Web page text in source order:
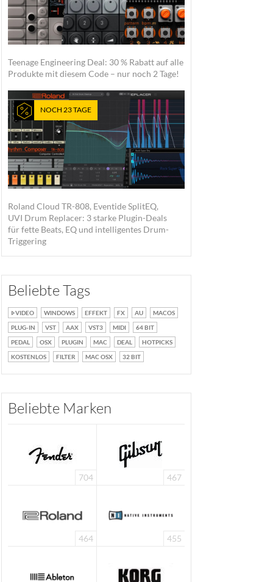
Teenage Engineering Deal: 30 % Rabatt auf alle
Produkte mit diesem Code – nur noch 2 Tage!
NOCH 23 TAGE
Roland Cloud TR-808, Eventide SplitEQ,
UVI Drum Replacer: 3 starke Plugin-Deals
für fette Beats, EQ und intelligentes Drum-
Triggering
Beliebte Tags
VIDEO WINDOWS EFFEKT FX AU
MACOS
PLUG-IN
VST AAX VST3 MIDI
64 BIT
PEDAL
OSX PLUGIN MAC DEAL
HOTPICKS
KOSTENLOS
FILTER MAC OSX 32 BIT
Beliebte Marken
704 467
464 455